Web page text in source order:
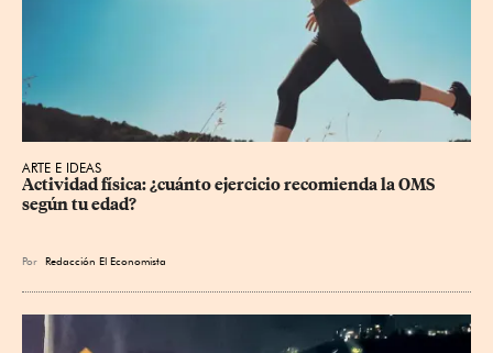
ARTE E IDEAS
Actividad física: ¿cuánto ejercicio recomienda la OMS
según tu edad?
Por Redacción El Economista